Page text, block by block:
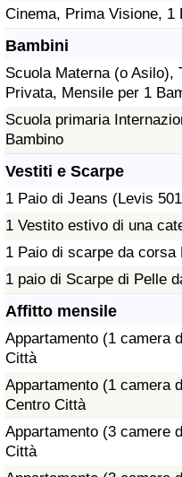
Cinema, Prima Visione, 1
Bambini
Scuola Materna (o Asilo),
Privata, Mensile per 1
Scuola primaria
Bambino
Vestiti e Scarpe
1 Paio di Jeans (Levis
1 Vestito estivo di una
1 Paio di scarpe da
1 paio di Scarpe di Pelle
Affitto mensile
Appartamento (1 camera
Città
Appartamento (1 camera
Centro Città
Appartamento (3 camere
Città